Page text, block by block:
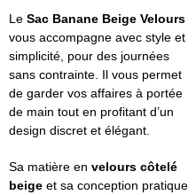
Le Sac Banane Beige Velours
vous accompagne avec style et
simplicité, pour des journées
sans contrainte. Il vous permet
de garder vos affaires à portée
de main tout en profitant d’un
design discret et élégant.
Sa matière en velours côtelé
beige et sa conception pratique